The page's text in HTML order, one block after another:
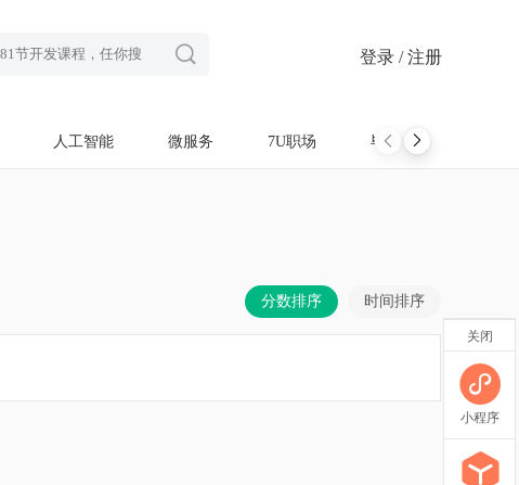
登录 / 注册

人工智能 微服务 7U职场 毕设项目
分数排序 时间排序
关闭
小程序